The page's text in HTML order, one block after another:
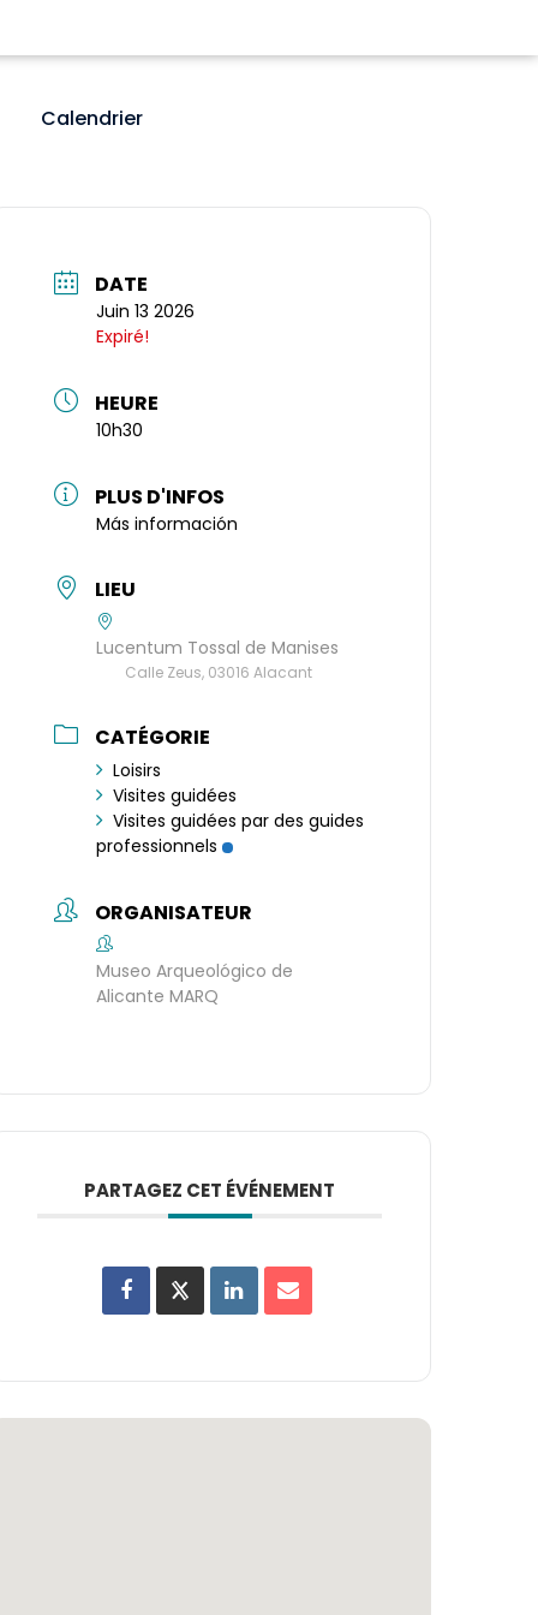
Calendrier
DATE
Juin 13 2026
Expiré!
HEURE
10h30
PLUS D'INFOS
Más información
LIEU
Lucentum Tossal de Manises
Calle Zeus, 03016 Alacant
CATÉGORIE
Loisirs
Visites guidées
Visites guidées par des guides
professionnels
ORGANISATEUR
Museo Arqueológico de
Alicante MARQ
PARTAGEZ CET ÉVÉNEMENT